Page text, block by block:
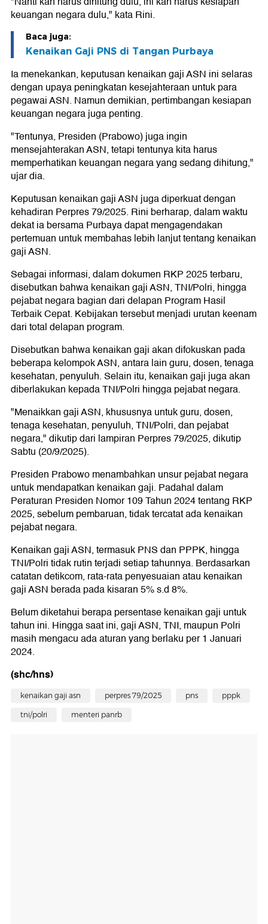
keuangan negara dulu," kata Rini.
Baca juga:
Kenaikan Gaji PNS di Tangan Purbaya
Ia menekankan, keputusan kenaikan gaji ASN ini selaras
dengan upaya peningkatan kesejahteraan untuk para
pegawai ASN. Namun demikian, pertimbangan kesiapan
keuangan negara juga penting.
"Tentunya, Presiden (Prabowo) juga ingin
mensejahterakan ASN, tetapi tentunya kita harus
memperhatikan keuangan negara yang sedang dihitung,"
ujar dia.
Keputusan kenaikan gaji ASN juga diperkuat dengan
kehadiran Perpres 79/2025. Rini berharap, dalam waktu
dekat ia bersama Purbaya dapat mengagendakan
pertemuan untuk membahas lebih lanjut tentang kenaikan
gaji ASN.
Sebagai informasi, dalam dokumen RKP 2025 terbaru,
disebutkan bahwa kenaikan gaji ASN, TNI/Polri, hingga
pejabat negara bagian dari delapan Program Hasil
Terbaik Cepat. Kebijakan tersebut menjadi urutan keenam
dari total delapan program.
Disebutkan bahwa kenaikan gaji akan difokuskan pada
beberapa kelompok ASN, antara lain guru, dosen, tenaga
kesehatan, penyuluh. Selain itu, kenaikan gaji juga akan
diberlakukan kepada TNI/Polri hingga pejabat negara.
"Menaikkan gaji ASN, khususnya untuk guru, dosen,
tenaga kesehatan, penyuluh, TNI/Polri, dan pejabat
negara," dikutip dari lampiran Perpres 79/2025, dikutip
Sabtu (20/9/2025).
Presiden Prabowo menambahkan unsur pejabat negara
untuk mendapatkan kenaikan gaji. Padahal dalam
Peraturan Presiden Nomor 109 Tahun 2024 tentang RKP
2025, sebelum pembaruan, tidak tercatat ada kenaikan
pejabat negara.
Kenaikan gaji ASN, termasuk PNS dan PPPK, hingga
TNI/Polri tidak rutin terjadi setiap tahunnya. Berdasarkan
catatan detikcom, rata-rata penyesuaian atau kenaikan
gaji ASN berada pada kisaran 5% s.d 8%.
Belum diketahui berapa persentase kenaikan gaji untuk
tahun ini. Hingga saat ini, gaji ASN, TNI, maupun Polri
masih mengacu ada aturan yang berlaku per 1 Januari
2024.
(shc/hns)
kenaikan gaji asn perpres 79/2025 pns pppk
tni/polri menteri panrb